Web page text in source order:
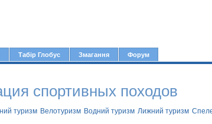
Табір Глобус Змагання Форум
спортивных походов
туризм Велотуризм Водний туризм Лижний туризм